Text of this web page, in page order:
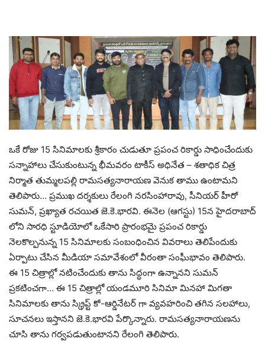
ఒకే రోజు 15 సినిమాలకు శ్రీకారం చుడుతూ ప్రపంచ రికార్డు సాధించేందుకు
సన్నాహాలు చేసుకుంటున్న భీమవరం టాకీస్ అధినేత – శతాధిక చిత్ర
నిర్మాత తుమ్మలపల్లి రామసత్యనారాయణ వెనుక తాము ఉంటామని
తెలిపారు… ప్రముఖ దర్శకులు రేలంగి నరసింహారావు, సీనియర్ హీరో
సుమన్, ప్రఖ్యాత రచయిత జె.కె.భారవి. ఈనెల (ఆగస్టు) 15న హైదరాబాద్
లోని సారధి స్టూడియోలో ఒకేసారి ప్రారంభమై ప్రపంచ రికార్డు
నెలకొల్పనున్న 15 సినిమాలకు సంబంధించిన వివరాలు తెలిపేందుకు
ఏర్పాటు చేసిన మీడియా సమావేశంలో వీరంతా సంఘీభావం తెలిపారు.
ఈ 15 చిత్రాల్లో నటించేందుకు తాను సిద్ధంగా ఉన్నానని సుమన్
ప్రకటించగా… ఈ 15 చిత్రాల్లో యండమూరి సినిమా మినహా మిగతా
సినిమాలకు తాను స్క్రిప్ట్ కో-ఆర్డినేటర్ గా వ్యవహరించి తగిన సలహాలు,
సూచనలు ఇస్తానని జె.కె.భారవి పేర్కొన్నారు. రామసత్యనారాయణను
చూసి తాను గర్వపడుతుంటానని రేలంగి తెలిపారు.